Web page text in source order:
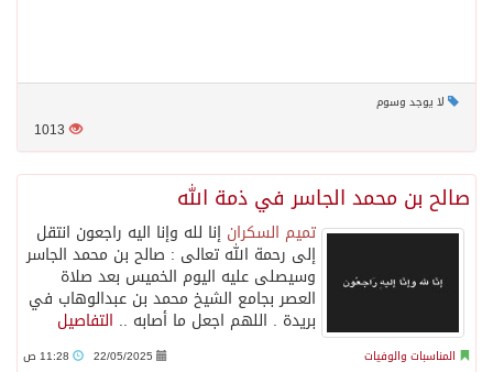
لا يوجد وسوم
1013
صالح بن محمد الجاسر في ذمة الله
تميم السكران إنا لله وإنا اليه راجعون انتقل
إلى رحمة الله تعالى : صالح بن محمد الجاسر
وسيصلى عليه اليوم الخميس بعد صلاة
العصر بجامع الشيخ محمد بن عبدالوهاب في
بريدة . اللهم اجعل ما أصابه .. التفاصيل
المناسبات والوفيات 22/05/2025